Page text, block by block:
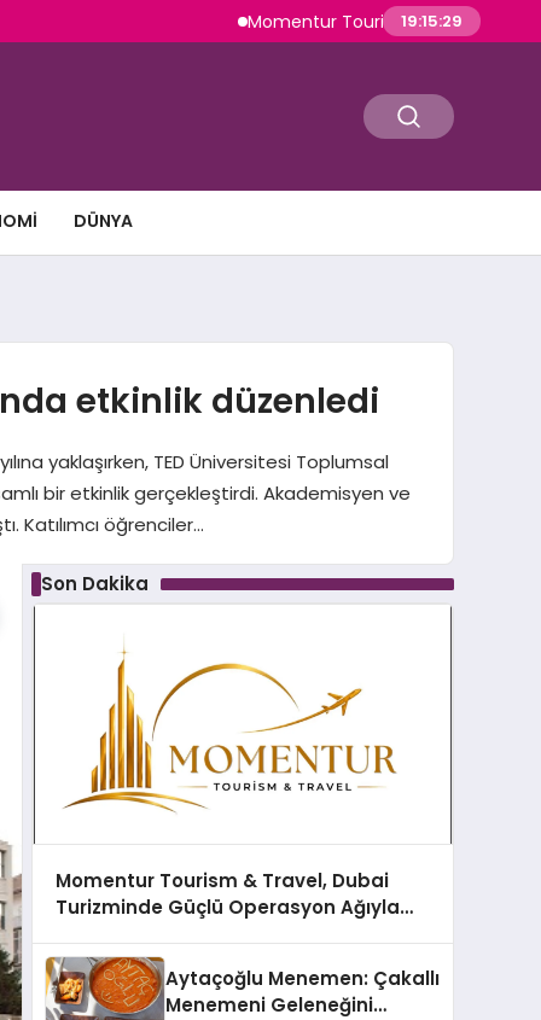
Momentur Tourism & Travel, Dubai
19:15:30
DÜNYA
etkinlik düzenledi
yaklaşırken, TED Üniversitesi Toplumsal
bir etkinlik gerçekleştirdi. Akademisyen ve
Katılımcı öğrenciler…
Son Dakika
Momentur Tourism & Travel, Dubai
Turizminde Güçlü Operasyon Ağıyla
Aytaçoğlu Menemen: Çakallı
Menemeni Geleneğini